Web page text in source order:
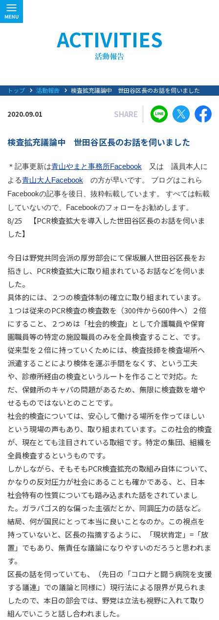
ACTIVITIES
トップ 活動報告 検査拡充議論中 世田谷区長のお話を伺いました
2020.09.01 SHARE
検査拡充議論中 世田谷区長のお話を伺いました
＊記事更新は青山やまと事務所Facebook 又は 議員本人に
よる青山大人Facebook の方が早いです。 ブログはこれら
Facebookの記事を後日、抜粋転載しています。 すべては転載
していないので、Facebookのフォローをお勧めします。
8/25 【PCR検査拡大を導入した世田谷区長のお話を伺いま
した】
今日は野党共同会派の厚労部会にて保坂展人世田谷区長をお
招きし、PCR検査拡大に取り組まれているお話などを伺いま
した。
具体的には、２つの検査体制の確立に取り組まれています。
１つは従来のPCR検査の検査数を（300件から600件へ）２倍
にすること、２つめは「社会的検査」として介護職員や保育
園職員等の特定の施設職員のみを全員検査すること、です。
従来型を２倍に持っていくためには、検査技師を検査場所へ
派遣することにより検体を運ぶ手間をなくす、という工夫
や、診療所経由の検査というルートを作ることで対応。た
だ、保健所のキャパの問題があるため、無限に検査数を増や
せるものではないとのことです。
社会的検査については、安心して働ける場所を作ってほしい
という現場の声もあり、取り組まれています。この社会的検査
が、現在とても注目されている取組です。特定の集団、組織を
全員検査するというものです。
しかしながら、そもそもPCR検査拡充の取組み自体について、
かなりの反対圧力が社会にあることも確かである、と、日本
社会特有の性質についても踏み込まれた話をされていまし
た。ガラパゴス的な偏った主張だとか、同調圧力の話など。
結局、何が国民にとって本当に良いことなのか。この視点を
持っていないと、区長の指摘するように、「現状肯定」=「放
置」でもあり、無責任な議論になりやすいのだろうと思われま
す。
区長の話を伺っていても、（先日の「コロナと闘う病院を支援
する議連」での議論と同様に）現行法による限界が見られま
したので、本日の部会では、野党は立法も視野に入れて取り
組んでいこうと話し合われました。